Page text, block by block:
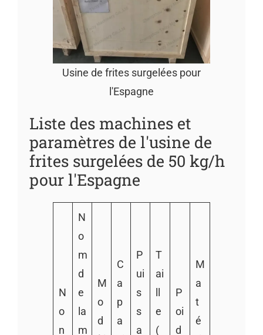
Usine de frites surgelées pour
l'Espagne
Liste des machines et
paramètres de l'usine de
frites surgelées de 50 kg/h
pour l'Espagne
N
o
n
N
o
m
d
e
la
m
M
o
d
C
a
p
a
P
ui
s
s
a
T
ai
e
(
P
oi
d
M
a
t
é